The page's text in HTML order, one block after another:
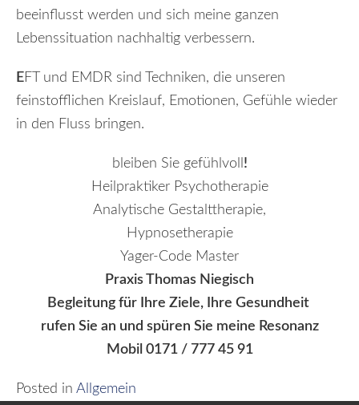
beeinflusst werden und sich meine ganzen
Lebenssituation nachhaltig verbessern.
EFT und EMDR sind Techniken, die unseren
feinstofflichen Kreislauf, Emotionen, Gefühle wieder
in den Fluss bringen.
bleiben Sie gefühlvoll !
Heilpraktiker Psychotherapie
Analytische Gestalttherapie,
Hypnosetherapie
Yager-Code Master
Praxis Thomas Niegisch
Begleitung für Ihre Ziele, Ihre Gesundheit
rufen Sie an und spüren Sie meine Resonanz
Mobil 0171 / 777 45 91
Posted in Allgemein